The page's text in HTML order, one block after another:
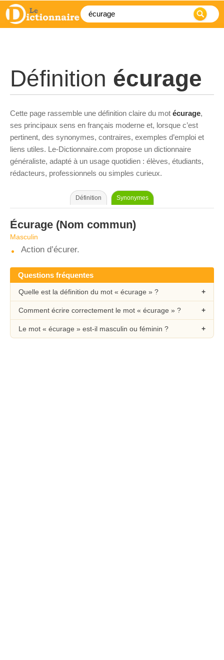
Définition écurage
Cette page rassemble une définition claire du mot écurage,
ses principaux sens en français moderne et, lorsque c’est
pertinent, des synonymes, contraires, exemples d’emploi et
liens utiles. Le-Dictionnaire.com propose un dictionnaire
généraliste, adapté à un usage quotidien : élèves, étudiants,
rédacteurs, professionnels ou simples curieux.
Définition Synonymes
Écurage (Nom commun)
Masculin
Action d’écurer.
Questions fréquentes
Quelle est la définition du mot « écurage » ?
Comment écrire correctement le mot « écurage » ?
Le mot « écurage » est-il masculin ou féminin ?